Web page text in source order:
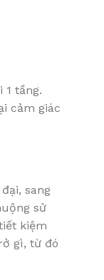
1 tầng.
cảm giác
sang
sử
kiệm
gì, từ đó